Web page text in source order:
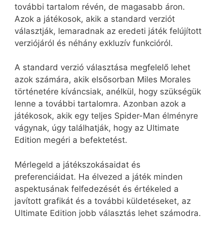
további tartalom révén, de magasabb áron.
Azok a játékosok, akik a standard verziót
választják, lemaradnak az eredeti játék felújított
verziójáról és néhány exkluzív funkcióról.
A standard verzió választása megfelelő lehet
azok számára, akik elsősorban Miles Morales
történetére kíváncsiak, anélkül, hogy szükségük
lenne a további tartalomra. Azonban azok a
játékosok, akik egy teljes Spider-Man élményre
vágynak, úgy találhatják, hogy az Ultimate
Edition megéri a befektetést.
Mérlegeld a játékszokásaidat és
preferenciáidat. Ha élvezed a játék minden
aspektusának felfedezését és értékeled a
javított grafikát és a további küldetéseket, az
Ultimate Edition jobb választás lehet számodra.